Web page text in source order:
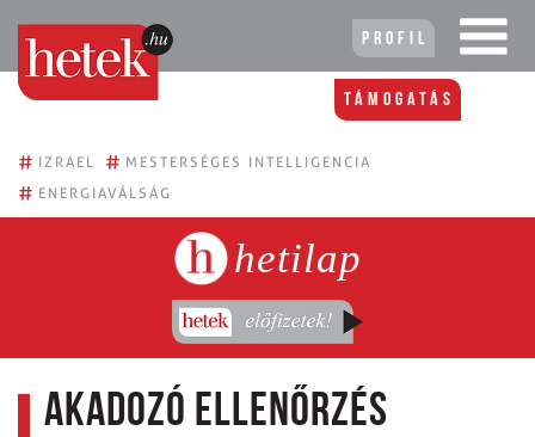
Profil
Támogatás
# IZRAEL # MESTERSÉGES INTELLIGENCIA
# ENERGIAVÁLSÁG
hetilap
Akadozó ellenőrzés